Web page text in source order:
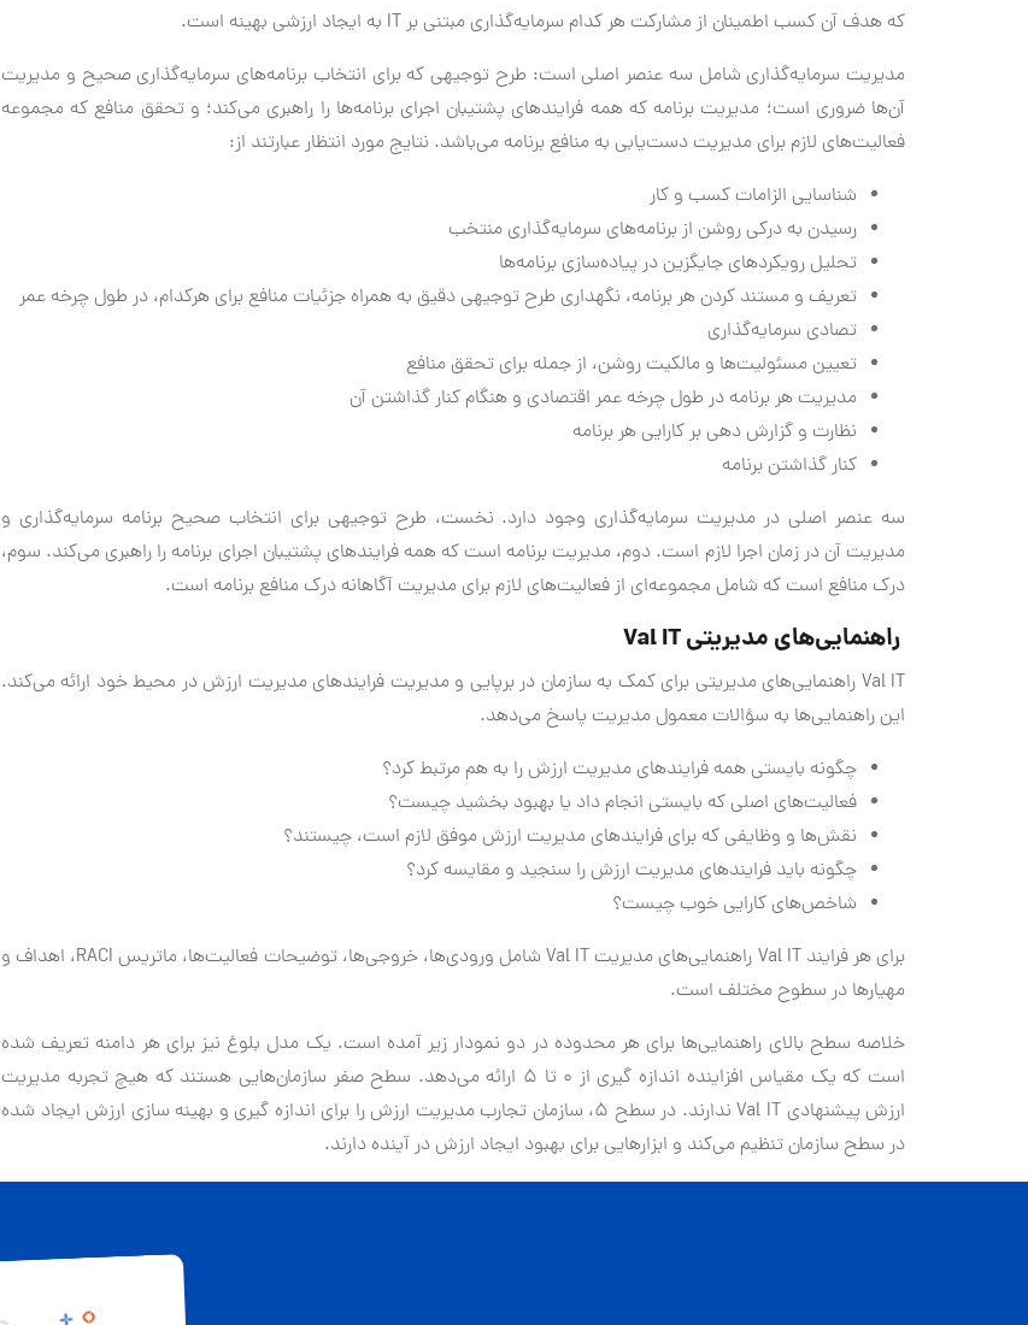
که هدف آن کسب اطمینان از مشارکت هر کدام سرمایه‌گذاری مبتنی بر IT به ایجاد ارزشی بهینه است.
مدیریت سرمایه‌گذاری شامل سه عنصر اصلی است: طرح توجیهی که برای انتخاب برنامه‌های سرمایه‌گذاری صحیح و مدیریت
آن‌ها ضروری است؛ مدیریت برنامه که همه فرایندهای پشتیبان اجرای برنامه‌ها را راهبری می‌کند؛ و تحقق منافع که مجموعه
فعالیت‌های لازم برای مدیریت دست‌یابی به منافع برنامه می‌باشد. نتایج مورد انتظار عبارتند از:
شناسایی الزامات کسب و کار
رسیدن به درکی روشن از برنامه‌های سرمایه‌گذاری منتخب
تحلیل رویکردهای جایگزین در پیاده‌سازی برنامه‌ها
تعریف و مستند کردن هر برنامه، نگهداری طرح توجیهی دقیق به همراه جزئیات منافع برای هرکدام، در طول چرخه عمر
تصادی سرمایه‌گذاری
تعیین مسئولیت‌ها و مالکیت روشن، از جمله برای تحقق منافع
مدیریت هر برنامه در طول چرخه عمر اقتصادی و هنگام کنار گذاشتن آن
نظارت و گزارش دهی بر کارایی هر برنامه
کنار گذاشتن برنامه
سه عنصر اصلی در مدیریت سرمایه‌گذاری وجود دارد. نخست، طرح توجیهی برای انتخاب صحیح برنامه سرمایه‌گذاری و
مدیریت آن در زمان اجرا لازم است. دوم، مدیریت برنامه است که همه فرایندهای پشتیبان اجرای برنامه را راهبری می‌کند. سوم،
درک منافع است که شامل مجموعه‌ای از فعالیت‌های لازم برای مدیریت آگاهانه درک منافع برنامه است.
راهنمایی‌های مدیریتی Val IT
Val IT راهنمایی‌های مدیریتی برای کمک به سازمان در برپایی و مدیریت فرایندهای مدیریت ارزش در محیط خود ارائه می‌کند.
این راهنمایی‌ها به سؤالات معمول مدیریت پاسخ می‌دهد.
چگونه بایستی همه فرایندهای مدیریت ارزش را به هم مرتبط کرد؟
فعالیت‌های اصلی که بایستی انجام داد یا بهبود بخشید چیست؟
نقش‌ها و وظایفی که برای فرایندهای مدیریت ارزش موفق لازم است، چیستند؟
چگونه باید فرایندهای مدیریت ارزش را سنجید و مقایسه کرد؟
شاخص‌های کارایی خوب چیست؟
برای هر فرایند Val IT راهنمایی‌های مدیریت Val IT شامل ورودی‌ها، خروجی‌ها، توضیحات فعالیت‌ها، ماتریس RACI، اهداف و
مهیارها در سطوح مختلف است.
خلاصه سطح بالای راهنمایی‌ها برای هر محدوده در دو نمودار زیر آمده است. یک مدل بلوغ نیز برای هر دامنه تعریف شده
است که یک مقیاس افزاینده اندازه گیری از 0 تا 5 ارائه می‌دهد. سطح صفر سازمان‌هایی هستند که هیچ تجربه مدیریت
ارزش پیشنهادی Val IT ندارند. در سطح 5، سازمان تجارب مدیریت ارزش را برای اندازه گیری و بهینه سازی ارزش ایجاد شده
در سطح سازمان تنظیم می‌کند و ابزارهایی برای بهبود ایجاد ارزش در آینده دارند.